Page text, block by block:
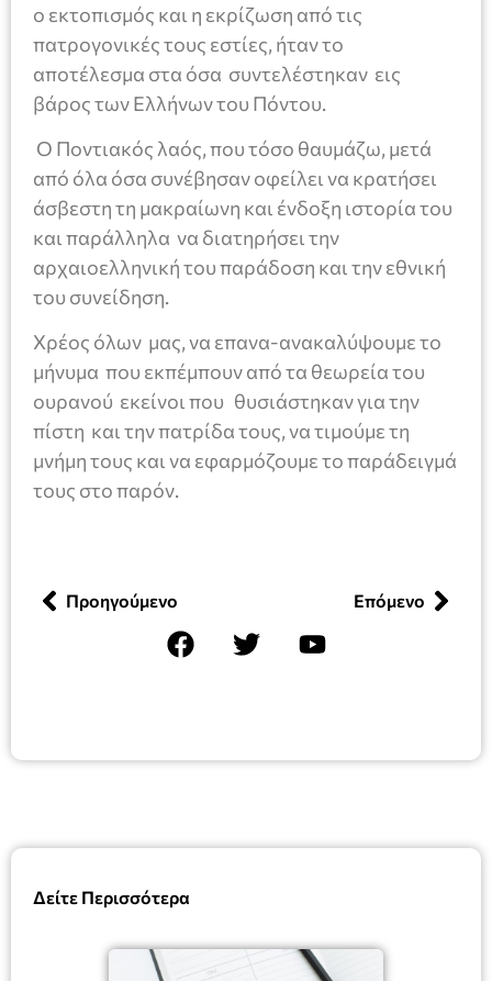
Δείτε Περισσότερα
ο εκτοπισμός και η εκρίζωση από τις
πατρογονικές τους εστίες, ήταν το
αποτέλεσμα στα όσα συντελέστηκαν εις
βάρος των Ελλήνων του Πόντου.
Ο Ποντιακός λαός, που τόσο θαυμάζω, μετά
από όλα όσα συνέβησαν οφείλει να κρατήσει
άσβεστη τη μακραίωνη και ένδοξη ιστορία του
και παράλληλα να διατηρήσει την
αρχαιοελληνική του παράδοση και την εθνική
του συνείδηση.
Χρέος όλων μας, να επανα-ανακαλύψουμε το
μήνυμα που εκπέμπουν από τα θεωρεία του
ουρανού εκείνοι που θυσιάστηκαν για την
πίστη και την πατρίδα τους, να τιμούμε τη
μνήμη τους και να εφαρμόζουμε το παράδειγμά
τους στο παρόν.
Προηγούμενο Επόμενο